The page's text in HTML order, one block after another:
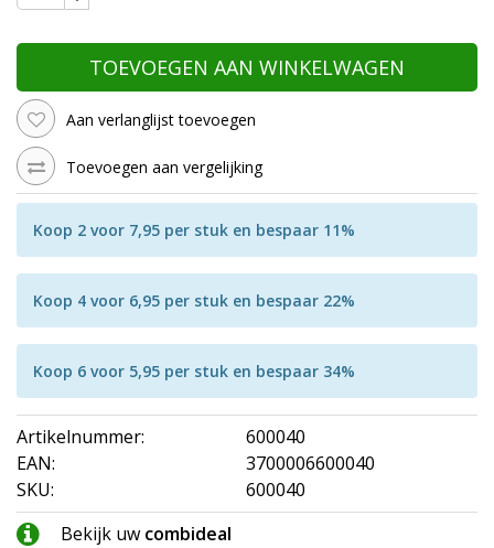
TOEVOEGEN AAN WINKELWAGEN
Aan verlanglijst toevoegen
Toevoegen aan vergelijking
Koop 2 voor 7,95 per stuk en bespaar 11%
Koop 4 voor 6,95 per stuk en bespaar 22%
Koop 6 voor 5,95 per stuk en bespaar 34%
Artikelnummer:
600040
EAN:
3700006600040
SKU:
600040
Bekijk uw combideal